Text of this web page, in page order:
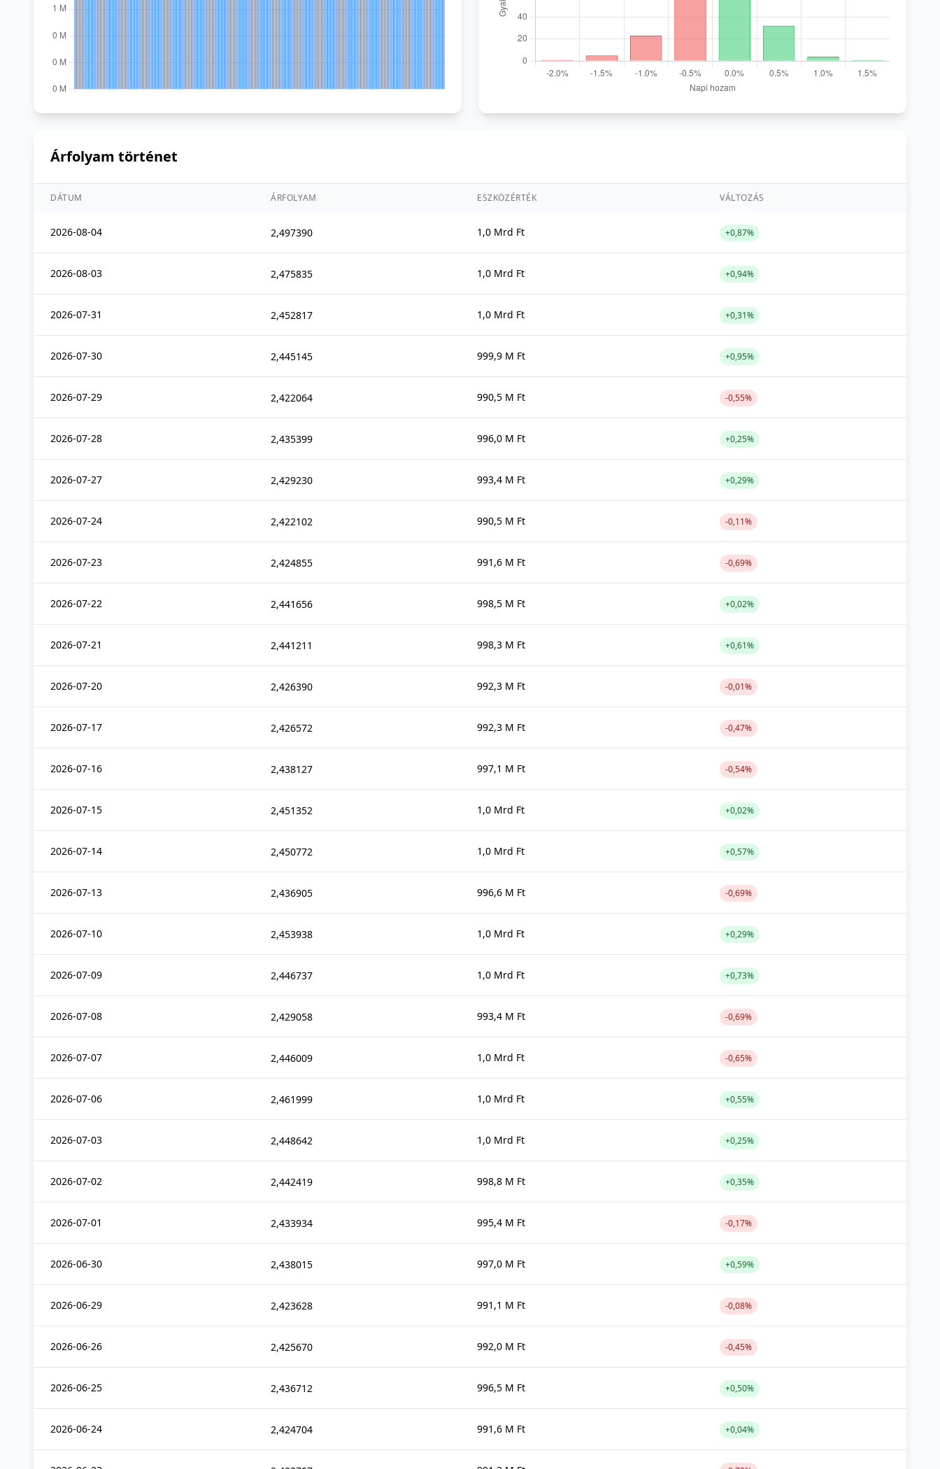
Árfolyam történet
DÁTUM ÁRFOLYAM ESZKÖZÉRTÉK VÁLTOZÁS
2026-08-04 2,497390 1,0 Mrd Ft +0,87%
2026-08-03 2,475835 1,0 Mrd Ft +0,94%
2026-07-31 2,452817 1,0 Mrd Ft +0,31%
2026-07-30 2,445145 999,9 M Ft +0,95%
2026-07-29 2,422064 990,5 M Ft -0,55%
2026-07-28 2,435399 996,0 M Ft +0,25%
2026-07-27 2,429230 993,4 M Ft +0,29%
2026-07-24 2,422102 990,5 M Ft -0,11%
2026-07-23 2,424855 991,6 M Ft -0,69%
2026-07-22 2,441656 998,5 M Ft +0,02%
2026-07-21 2,441211 998,3 M Ft +0,61%
2026-07-20 2,426390 992,3 M Ft -0,01%
2026-07-17 2,426572 992,3 M Ft -0,47%
2026-07-16 2,438127 997,1 M Ft -0,54%
2026-07-15 2,451352 1,0 Mrd Ft +0,02%
2026-07-14 2,450772 1,0 Mrd Ft +0,57%
2026-07-13 2,436905 996,6 M Ft -0,69%
2026-07-10 2,453938 1,0 Mrd Ft +0,29%
2026-07-09 2,446737 1,0 Mrd Ft +0,73%
2026-07-08 2,429058 993,4 M Ft -0,69%
2026-07-07 2,446009 1,0 Mrd Ft -0,65%
2026-07-06 2,461999 1,0 Mrd Ft +0,55%
2026-07-03 2,448642 1,0 Mrd Ft +0,25%
2026-07-02 2,442419 998,8 M Ft +0,35%
2026-07-01 2,433934 995,4 M Ft -0,17%
2026-06-30 2,438015 997,0 M Ft +0,59%
2026-06-29 2,423628 991,1 M Ft -0,08%
2026-06-26 2,425670 992,0 M Ft -0,45%
2026-06-25 2,436712 996,5 M Ft +0,50%
2026-06-24 2,424704 991,6 M Ft +0,04%